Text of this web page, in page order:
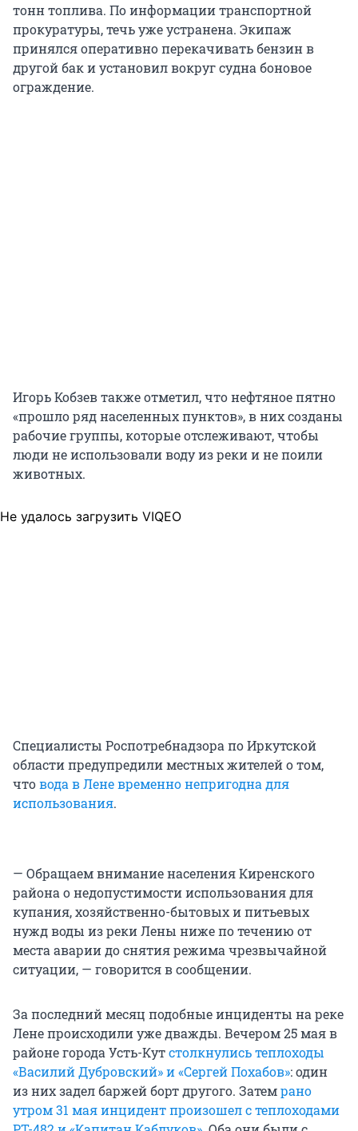
тонн топлива. По информации транспортной
прокуратуры, течь уже устранена. Экипаж
принялся оперативно перекачивать бензин в
другой бак и установил вокруг судна боновое
ограждение.
Игорь Кобзев также отметил, что нефтяное пятно
«прошло ряд населенных пунктов», в них созданы
рабочие группы, которые отслеживают, чтобы
люди не использовали воду из реки и не поили
животных.
Не удалось загрузить VIQEO
Специалисты Роспотребнадзора по Иркутской
области предупредили местных жителей о том,
чтовода в Лене временно непригодна для
использования.
— Обращаем внимание населения Киренского
района о недопустимости использования для
купания, хозяйственно-бытовых и питьевых
нужд воды из реки Лены ниже по течению от
места аварии до снятия режима чрезвычайной
ситуации, — говорится в сообщении.
За последний месяц подобные инциденты на реке
Лене происходили уже дважды. Вечером 25 мая в
районе города Усть-Кутстолкнулись теплоходы
«Василий Дубровский» и «Сергей Похабов»: один
из них задел баржей борт другого. Затемрано
утром 31 мая инцидент произошел с теплоходами